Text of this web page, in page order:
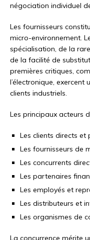
négociation individuel
Les fournisseurs
micro-environnement.
spécialisation, de la
de la facilité de
premières critiques,
l’électronique, exercent
clients industriels.
Les principaux acteurs
Les clients directs et
Les fournisseurs de
Les concurrents
Les partenaires
Les employés et
Les distributeurs et
Les organismes de
La concurrence mérite